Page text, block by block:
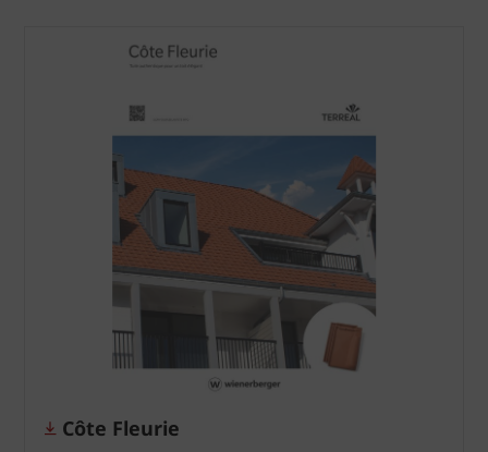
Côte Fleurie